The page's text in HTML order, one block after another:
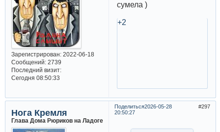
Зарегистрирован: 2022-06-18
Сообщений:2739
Последний визит:
Сегодня 08:50:33
сумела )
+2
Поделиться 297
2026-05-28
20:50:27
Нога Кремля
Глава Дома Рюриков на Ладоге